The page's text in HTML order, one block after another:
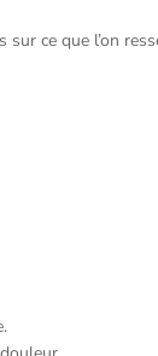
ce que l’on